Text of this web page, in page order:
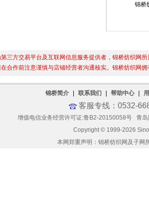
锦桥
方交易平台及互联网信息服务提供者，锦桥纺织网所
合作前注意谨慎与店铺经营者沟通核实。锦桥纺织网
锦桥简介 联系我们 帮助中心
客服专线：0532-
增值电信业务经营许可证:鲁B2-20150058号
青
Copyright © 1999-2026
本网郑重声明：锦桥纺织网及子网